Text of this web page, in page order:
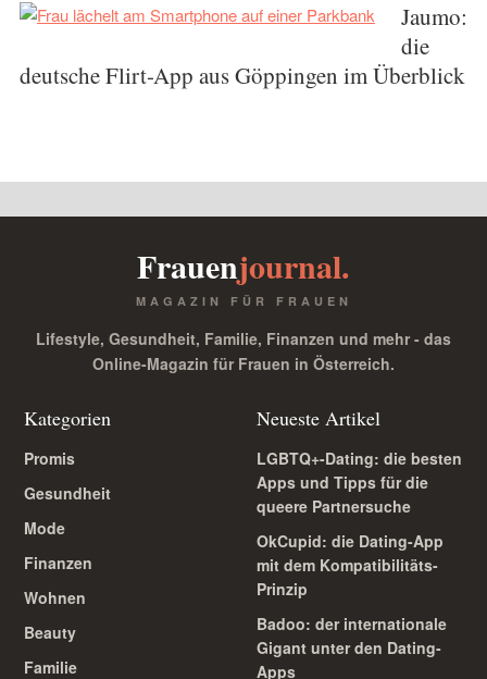
Jaumo:
die
deutsche Flirt-App aus Göppingen im Überblick
Frauenjournal.
MAGAZIN FÜR FRAUEN
Lifestyle, Gesundheit, Familie, Finanzen und mehr - das
Online-Magazin für Frauen in Österreich.
Kategorien
Promis
Gesundheit
Mode
Finanzen
Wohnen
Beauty
Familie
Neueste Artikel
LGBTQ+-Dating: die besten
Apps und Tipps für die
queere Partnersuche
OkCupid: die Dating-App
mit dem Kompatibilitäts-
Prinzip
Badoo: der internationale
Gigant unter den Dating-
Apps